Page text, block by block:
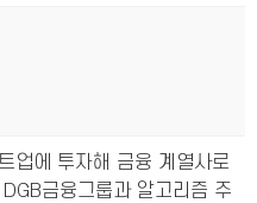
업에 투자해 금융 계열사로
금융그룹과 알고리즘 주